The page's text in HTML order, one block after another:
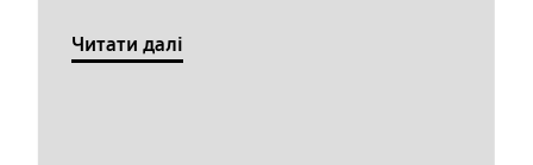
Читати далі